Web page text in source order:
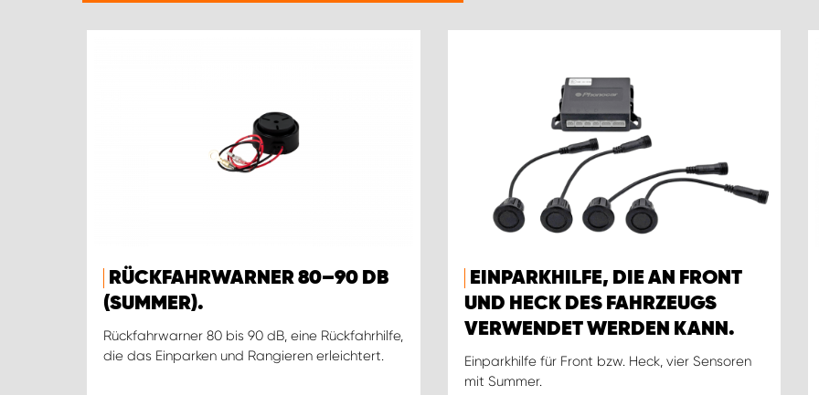
RÜCKFAHRWARNER 80–90 DB
(SUMMER).
Rückfahrwarner 80 bis 90 dB, eine Rückfahrhilfe,
die das Einparken und Rangieren erleichtert.
EINPARKHILFE, DIE AN FRONT
UND HECK DES FAHRZEUGS
VERWENDET WERDEN KANN.
Einparkhilfe für Front bzw. Heck, vier Sensoren
mit Summer.